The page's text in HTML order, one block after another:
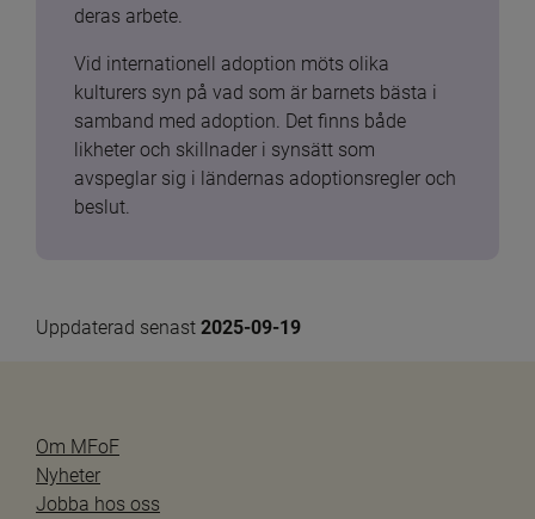
deras arbete.
Vid internationell adoption möts olika
kulturers syn på vad som är barnets bästa i
samband med adoption. Det finns både
likheter och skillnader i synsätt som
avspeglar sig i ländernas adoptionsregler och
beslut.
Uppdaterad senast 2025-09-19
Om MFoF
Nyheter
Jobba hos oss